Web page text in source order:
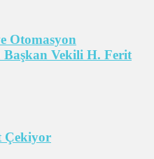
Otomasyon
Vekili H. Ferit
Çekiyor